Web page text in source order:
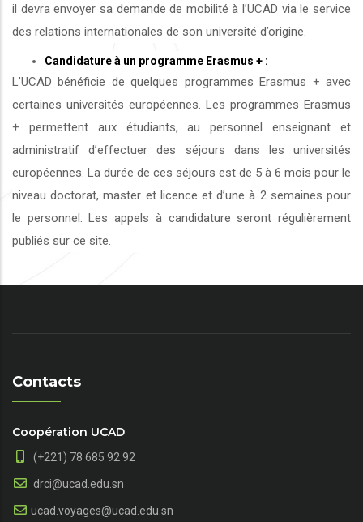
il devra envoyer sa demande de mobilité à l’UCAD via le service
des relations internationales de son université d’origine.
Candidature à un programme Erasmus + :
L’UCAD bénéficie de quelques programmes Erasmus + avec
certaines universités européennes. Les programmes Erasmus
+ permettent aux étudiants, au personnel enseignant et
administratif d’effectuer des séjours dans les universités
européennes. La durée de ces séjours est de 5 à 6 mois pour le
niveau doctorat, master et licence et d’une à 2 semaines pour
le personnel. Les appels à candidature seront régulièrement
publiés sur ce site.
Contacts
Coopération UCAD
(+221) 78 685 92 92
drci@ucad.edu.sn
ucad.voyages@ucad.edu.sn